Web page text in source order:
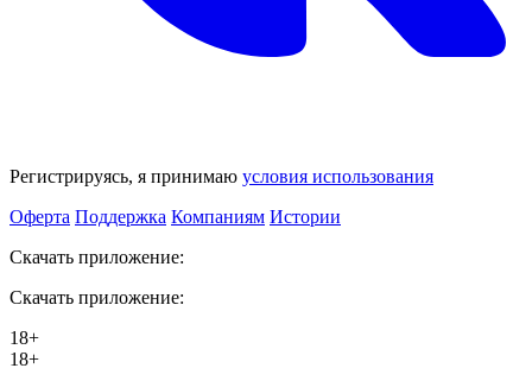
Регистрируясь, я принимаю условия использования
Оферта Поддержка Компаниям Истории
Скачать приложение:
Скачать приложение:
18+
18+